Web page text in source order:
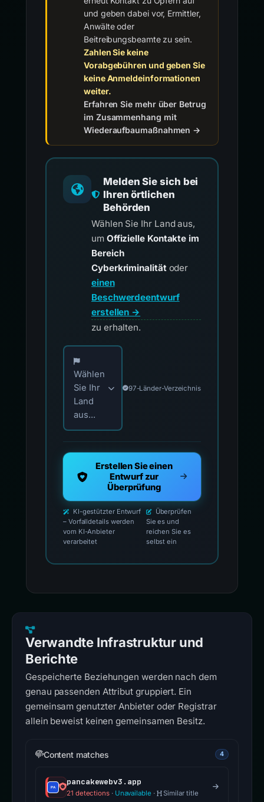
und geben dabei vor, Ermittler,
Anwälte oder
Beitreibungsbeamte zu sein.
Zahlen Sie keine
Vorabgebühren und geben Sie
keine Anmeldeinformationen
weiter.
Erfahren Sie mehr über Betrug
im Zusammenhang mit
Wiederaufbaumaßnahmen →
Melden Sie sich bei
Ihren örtlichen
Behörden
Wählen Sie Ihr Land aus,
um Offizielle Kontakte im
Bereich
Cyberkriminalitätoder
einen
Beschwerdeentwurf
erstellen →
zu erhalten.
Wählen Sie Ihr Land für offizielle
Wählen
Sie Ihr
Land
aus...
97-Länder-Verzeichnis
Erstellen Sie einen
Entwurf zur
Überprüfung
KI-gestützter Entwurf
– Vorfalldetails werden
vom KI-Anbieter
verarbeitet
Überprüfen
Sie es und
reichen Sie es
selbst ein
Verwandte Infrastruktur und
Berichte
Gespeicherte Beziehungen werden nach dem
genau passenden Attribut gruppiert. Ein
gemeinsam genutzter Anbieter oder Registrar
allein beweist keinen gemeinsamen Besitz.
Content matches 4
pancakewebv3.app
21 detections· Unavailable · Similar title